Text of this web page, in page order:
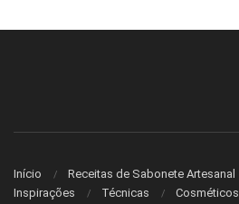
Início Receitas de Sabonete Artesanal
Inspirações
Técnicas Cosméticos